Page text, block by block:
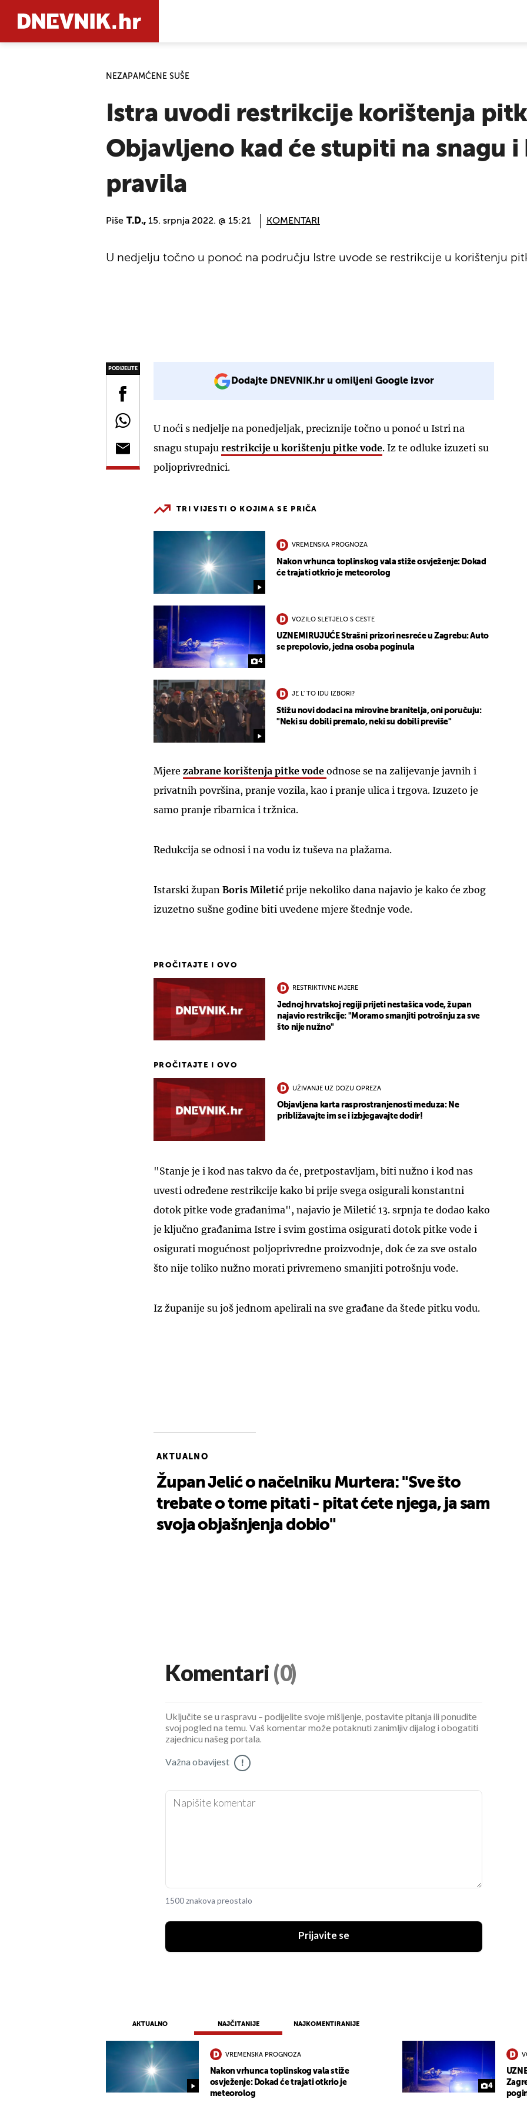
NEZAPAMĆENE SUŠE
Istra uvodi restrikcije korištenja
Objavljeno kad će stupiti na snagu i
pravila
Piše T.D., 15. srpnja 2022. @ 15:21 KOMENTARI
U nedjelju točno u ponoć na području Istre uvode se restrikcije u korištenju
PODIJELITE
Dodajte DNEVNIK.hr u omiljeni Google izvor
U noći s nedjelje na ponedjeljak, preciznije točno u ponoć u Istri na
snagu stupaju restrikcije u korištenju pitke vode. Iz te odluke izuzeti su
poljoprivrednici.
TRI VIJESTI O KOJIMA SE PRIČA
VREMENSKA PROGNOZA
Nakon vrhunca toplinskog vala stiže osvježenje: Dokad
će trajati otkrio je meteorolog
4
VOZILO SLETJELO S CESTE
UZNEMIRUJUĆE Strašni prizori nesreće u Zagrebu: Auto
se prepolovio, jedna osoba poginula
JE L' TO IDU IZBORI?
Stižu novi dodaci na mirovine branitelja, oni poručuju:
"Neki su dobili premalo, neki su dobili previše"
Mjere zabrane korištenja pitke vode odnose se na zalijevanje javnih i
privatnih površina, pranje vozila, kao i pranje ulica i trgova. Izuzeto je
samo pranje ribarnica i tržnica.
Redukcija se odnosi i na vodu iz tuševa na plažama.
Istarski župan Boris Miletić prije nekoliko dana najavio je kako će zbog
izuzetno sušne godine biti uvedene mjere štednje vode.
PROČITAJTE I OVO
RESTRIKTIVNE MJERE
Jednoj hrvatskoj regiji prijeti nestašica vode, župan
najavio restrikcije: "Moramo smanjiti potrošnju za sve
što nije nužno"
PROČITAJTE I OVO
UŽIVANJE UZ DOZU OPREZA
Objavljena karta rasprostranjenosti meduza: Ne
približavajte im se i izbjegavajte dodir!
"Stanje je i kod nas takvo da će, pretpostavljam, biti nužno i kod nas
uvesti određene restrikcije kako bi prije svega osigurali konstantni
dotok pitke vode građanima", najavio je Miletić 13. srpnja te dodao kako
je ključno građanima Istre i svim gostima osigurati dotok pitke vode i
osigurati mogućnost poljoprivredne proizvodnje, dok će za sve ostalo
što nije toliko nužno morati privremeno smanjiti potrošnju vode.
Iz županije su još jednom apelirali na sve građane da štede pitku vodu.
AKTUALNO
Župan Jelić o načelniku Murtera: "Sve što
trebate o tome pitati - pitat ćete njega, ja sam
svoja objašnjenja dobio"
Komentari (0)
Uključite se u raspravu – podijelite svoje mišljenje, postavite pitanja ili ponudite
svoj pogled na temu. Vaš komentar može potaknuti zanimljiv dijalog i obogatiti
zajednicu našeg portala.
Važna obavijest !
1500 znakova preostalo
Prijavite se
AKTUALNO NAJČITANIJE NAJKOMENTIRANIJE
VREMENSKA PROGNOZA
Nakon vrhunca toplinskog vala stiže
osvježenje: Dokad će trajati otkrio je
meteorolog
4